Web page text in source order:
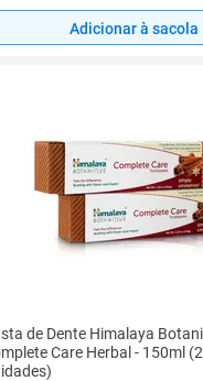
Adicionar à sacola
de Dente Himalaya
Care Herbal - 150ml (2